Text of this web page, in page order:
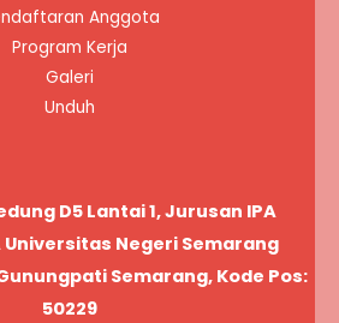
Anggota
Program Kerja
Galeri
Unduh
D5 Lantai 1, Jurusan IPA
Universitas Negeri Semarang
Semarang, Kode Pos:
50229